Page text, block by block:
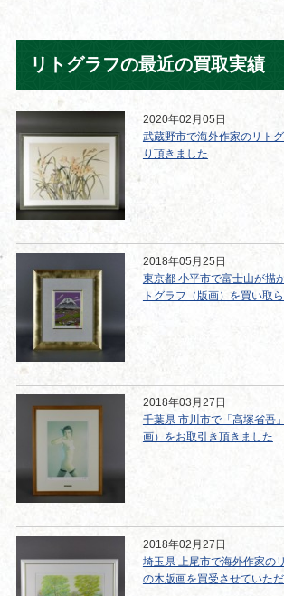
リトグラフの最近の買取実績
2020年02月05日
武蔵野市で海外作家のリト
り頂きました
2018年05月25日
東京都 小平市で富士山が描
トグラフ（版画）を買い取
2018年03月27日
千葉県 市川市で「高塚省吾
画）をお取引き頂きました
2018年02月27日
埼玉県 上尾市で海外作家の
の木版画を買受させていた